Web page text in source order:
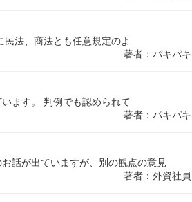
法、商法とも任意規定のよ
著者：パキパキ
ます。 判例でも認められて
著者：パキパキ
話が出ていますが、別の観点の意見
著者：外資社員